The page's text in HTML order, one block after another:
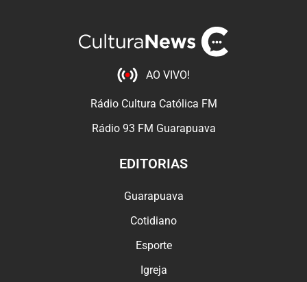
AO VIVO!
Rádio Cultura Católica FM
Rádio 93 FM Guarapuava
EDITORIAS
Guarapuava
Cotidiano
Esporte
Igreja